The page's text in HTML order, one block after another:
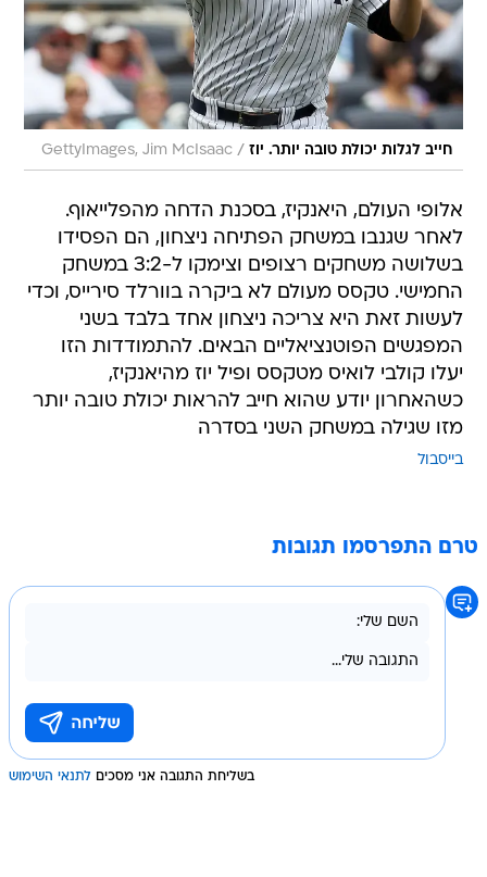
חייב לגלות יכולת טובה יותר. יוז /
GettyImages, Jim McIsaac
אלופי העולם, היאנקיז, בסכנת הדחה מהפלייאוף.
לאחר שגנבו במשחק הפתיחה ניצחון, הם הפסידו
בשלושה משחקים רצופים וצימקו ל-3:2 במשחק
החמישי. טקסס מעולם לא ביקרה בוורלד סירייס, וכדי
לעשות זאת היא צריכה ניצחון אחד בלבד בשני
המפגשים הפוטנציאליים הבאים. להתמודדות הזו
יעלו קולבי לואיס מטקסס ופיל יוז מהיאנקיז,
כשהאחרון יודע שהוא חייב להראות יכולת טובה יותר
מזו שגילה במשחק השני בסדרה
בייסבול
טרם התפרסמו תגובות
בשליחת התגובה אני מסכים לתנאי השימוש